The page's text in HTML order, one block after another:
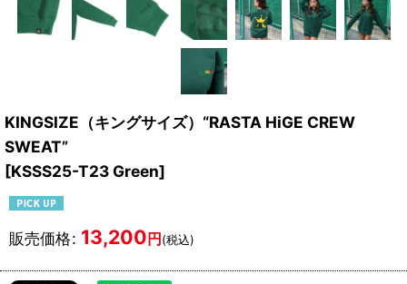
KINGSIZE（キングサイズ）“RASTA HiGE CREW
SWEAT”
[KSSS25-T23 Green]
販売価格: 13,200円(税込)